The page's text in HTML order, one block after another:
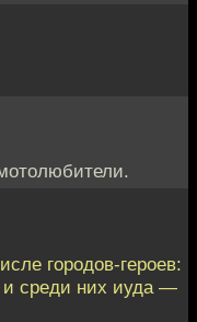
городов-героев:
и среди них иуда —